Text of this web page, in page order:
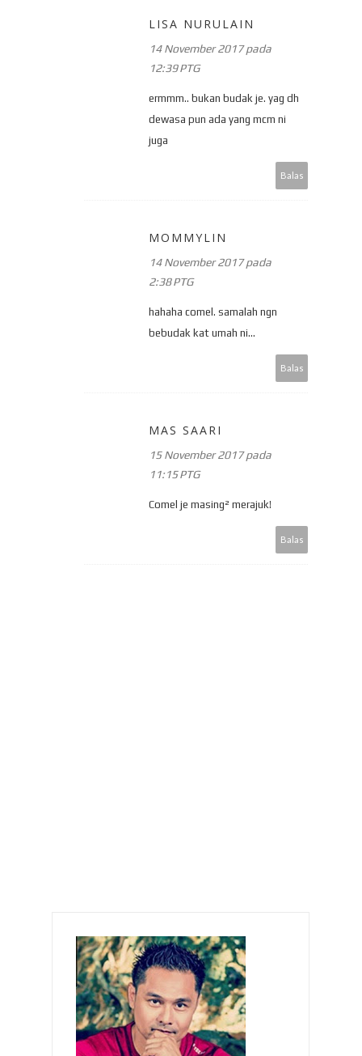
LISA NURULAIN
14 November 2017 pada
12:39 PTG
ermmm.. bukan budak je. yag dh
dewasa pun ada yang mcm ni
juga
Balas
MOMMYLIN
14 November 2017 pada
2:38 PTG
hahaha comel. samalah ngn
bebudak kat umah ni...
Balas
MAS SAARI
15 November 2017 pada
11:15 PTG
Comel je masing² merajuk!
Balas